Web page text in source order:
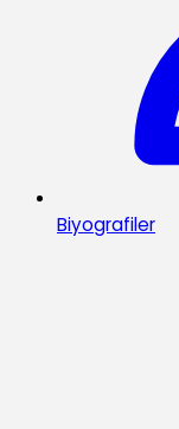
Biyografiler